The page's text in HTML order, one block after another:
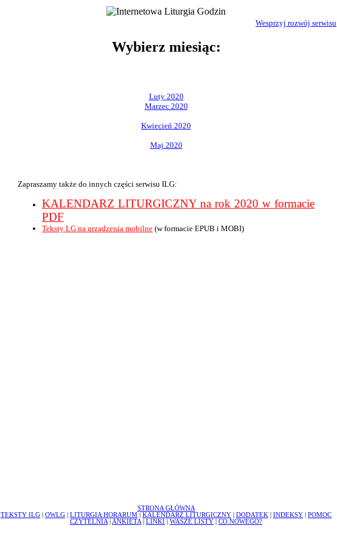
Wesprzyj rozwój serwisu
Wybierz miesiąc:
Luty 2020
Marzec 2020
Kwiecień 2020
Maj 2020
Zapraszamy także do innych części serwisu ILG:
KALENDARZ LITURGICZNY na rok 2020 w formacie
PDF
Teksty LG na urządzenia mobilne (w formacie EPUB i MOBI)
STRONA GŁÓWNA
TEKSTY ILG
OWLG LITURGIA HORARUM KALENDARZ LITURGICZNY DODATEK INDEKSY
POMOC
CZYTELNIA
ANKIETA LINKI WASZE LISTY CO NOWEGO?